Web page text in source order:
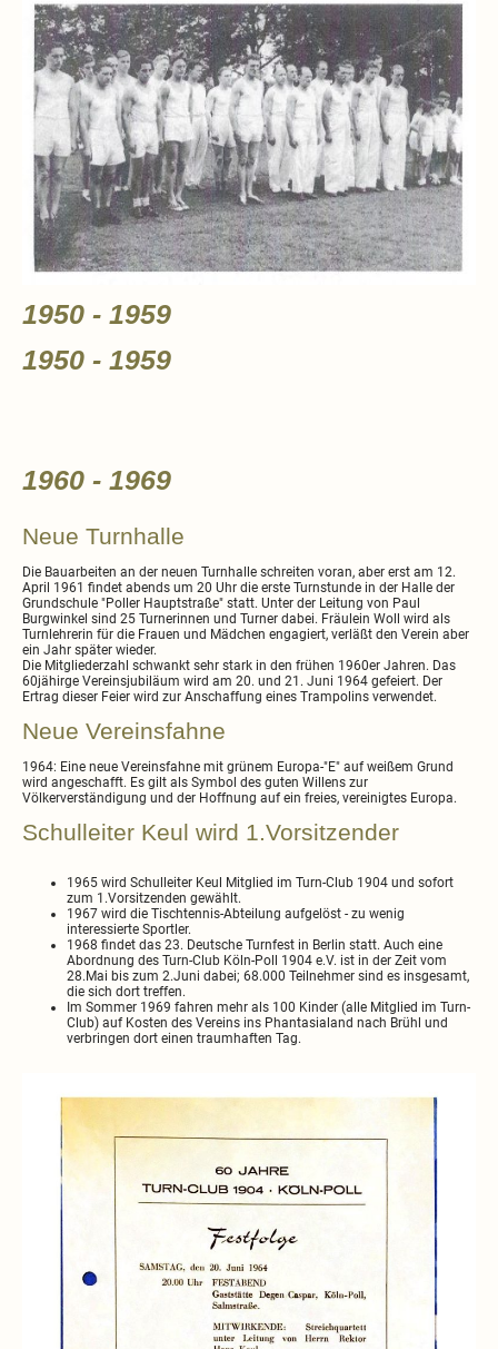
1950 - 1959
1950 - 1959
1960 - 1969
Neue Turnhalle
Die Bauarbeiten an der neuen Turnhalle schreiten voran, aber erst am 12.
April 1961 findet abends um 20 Uhr die erste Turnstunde in der Halle der
Grundschule "Poller Hauptstraße" statt. Unter der Leitung von Paul
Burgwinkel sind 25 Turnerinnen und Turner dabei. Fräulein Woll wird als
Turnlehrerin für die Frauen und Mädchen engagiert, verläßt den Verein aber
ein Jahr später wieder.
Die Mitgliederzahl schwankt sehr stark in den frühen 1960er Jahren. Das
60jähirge Vereinsjubiläum wird am 20. und 21. Juni 1964 gefeiert. Der
Ertrag dieser Feier wird zur Anschaffung eines Trampolins verwendet.
Neue Vereinsfahne
1964: Eine neue Vereinsfahne mit grünem Europa-"E" auf weißem Grund
wird angeschafft. Es gilt als Symbol des guten Willens zur
Völkerverständigung und der Hoffnung auf ein freies, vereinigtes Europa.
Schulleiter Keul wird 1.Vorsitzender
1965 wird Schulleiter Keul Mitglied im Turn-Club 1904 und sofort
zum 1.Vorsitzenden gewählt.
1967 wird die Tischtennis-Abteilung aufgelöst - zu wenig
interessierte Sportler.
1968 findet das 23. Deutsche Turnfest in Berlin statt. Auch eine
Abordnung des Turn-Club Köln-Poll 1904 e.V. ist in der Zeit vom
28.Mai bis zum 2.Juni dabei; 68.000 Teilnehmer sind es insgesamt,
die sich dort treffen.
Im Sommer 1969 fahren mehr als 100 Kinder (alle Mitglied im Turn-
Club) auf Kosten des Vereins ins Phantasialand nach Brühl und
verbringen dort einen traumhaften Tag.